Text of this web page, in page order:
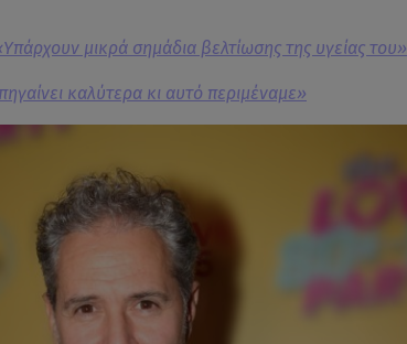
μικρά σημάδια βελτίωσης της υγείας του»
καλύτερα κι αυτό περιμέναμε»